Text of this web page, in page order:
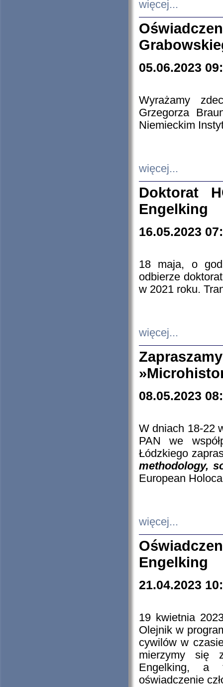
więcej...
05.06.2023
Wyrażamy
Grzegorza
Niemieckim
więcej...
Doktorat
Engelking
16.05.2023
18 maja, o
odbierze
w 2021 roku.
więcej...
08.05.2023
W dniach 18-22
PAN we
Łódzkiego
methodology,
European
więcej...
Engelking
21.04.2023
19 kwietnia
Olejnik w
cywilów w
mierzymy się
Engelking, a
oświadczenie